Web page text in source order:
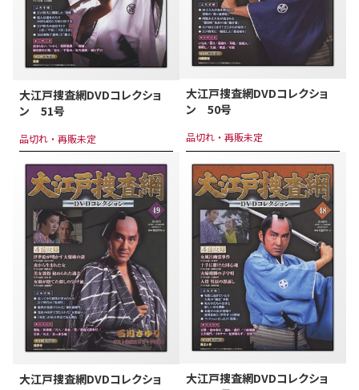
大江戸捜査網DVDコレクショ
ン 51号
品切れ・再販未定
大江戸捜査網DVDコレクショ
ン 50号
品切れ・再販未定
大江戸捜査網DVDコレクショ
大江戸捜査網DVDコレクショ